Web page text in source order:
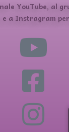
YouTube, al
e a Instragram